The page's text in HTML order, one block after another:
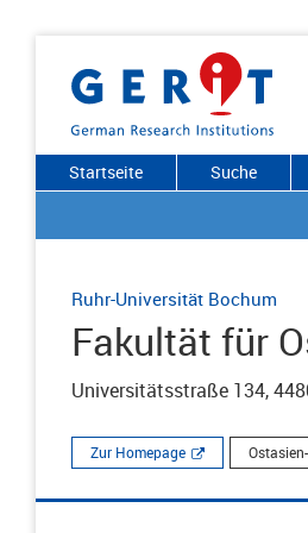
Startseite Suche
Ruhr-Universität Bochum
Fakultät für
Universitätsstraße 134,
Zur Homepage